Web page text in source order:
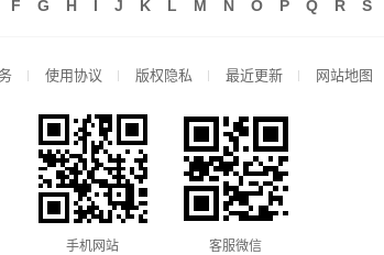
F G H I J K L M N O P Q R S
使用协议 版权隐私 最近更新 网站地图
手机网站 客服微信